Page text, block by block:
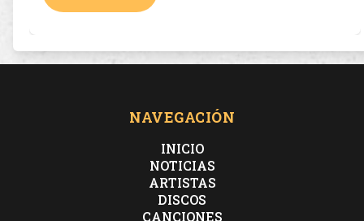
NAVEGACIÓN
INICIO
NOTICIAS
ARTISTAS
DISCOS
CANCIONES